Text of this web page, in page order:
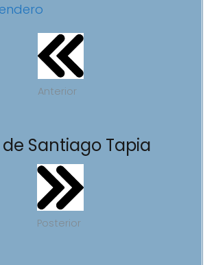
Anterior
Santiago Tapia
Posterior